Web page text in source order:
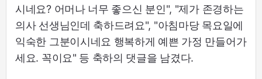
시네요? 어머나 너무 좋으신 분인", "제가 존경하는
의사 선생님인데 축하드려요", "아침마당 목요일에
익숙한 그분이시네요 행복하게 예쁜 가정 만들어가
세요. 꼭이요" 등 축하의 댓글을 남겼다.